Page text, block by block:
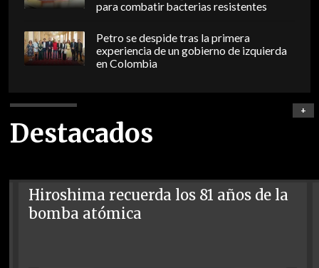
para combatir bacterias resistentes
Petro se despide tras la primera
experiencia de un gobierno de izquierda
en Colombia
Destacados
+
Hiroshima recuerda los 81 años de la
bomba atómica